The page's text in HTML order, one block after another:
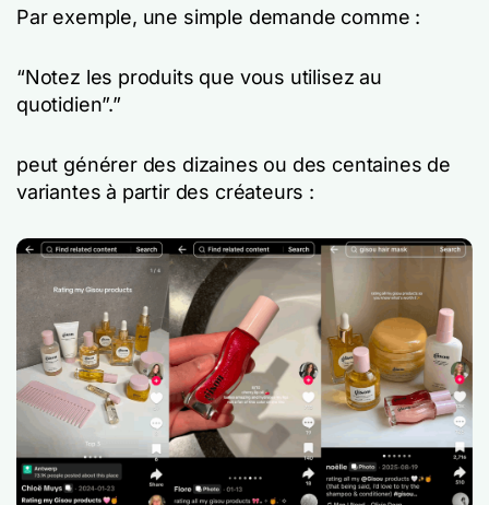
Par exemple, une simple demande comme :
“Notez les produits que vous utilisez au
quotidien”.”
peut générer des dizaines ou des centaines de
variantes à partir des créateurs :